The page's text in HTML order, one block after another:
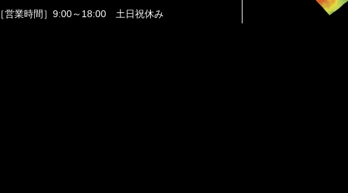
［営業時間］9:00～18:00 土日祝休み